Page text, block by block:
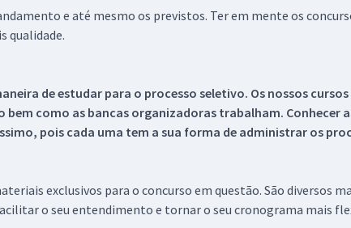
e até mesmo os previstos. Ter em mente os
qualidade.
de estudar para o processo seletivo. Os nossos
como as bancas organizadoras trabalham. Conhecer
pois cada uma tem a sua forma de administrar os
exclusivos para o concurso em questão. São diversos
o seu entendimento e tornar o seu cronograma mais